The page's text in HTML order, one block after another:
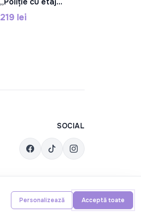
dublu”,
lumină/sunet,
219 lei
SOCIAL
Personalizează Acceptă toate